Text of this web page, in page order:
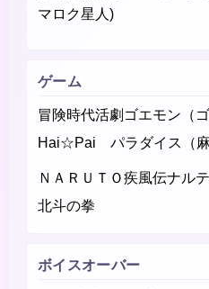
マロク星人)
ゲーム
冒険時代活劇ゴエモン（ゴ
Hai☆Pai パラダイス（麻
ＮＡＲＵＴＯ疾風伝ナル
北斗の拳
ボイスオーバー